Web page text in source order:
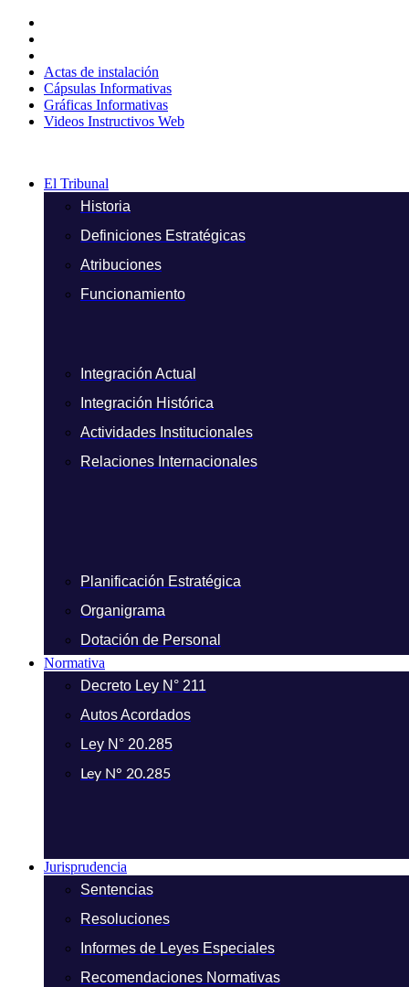
contenido
Actas de instalación
Cápsulas Informativas
Gráficas Informativas
Videos Instructivos Web
El Tribunal
Historia
Definiciones Estratégicas
Atribuciones
Funcionamiento
Integración Actual
Integración Histórica
Actividades Institucionales
Relaciones Internacionales
Planificación Estratégica
Organigrama
Dotación de Personal
Normativa
Decreto Ley N° 211
Autos Acordados
Ley N° 20.285
Ley N° 20.285
Jurisprudencia
Sentencias
Resoluciones
Informes de Leyes Especiales
Recomendaciones Normativas